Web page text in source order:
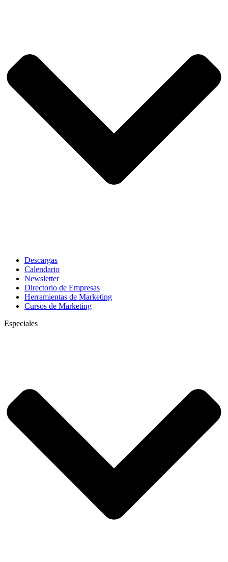
Descargas
Calendario
Newsletter
Directorio de Empresas
Herramientas de Marketing
Cursos de Marketing
Especiales